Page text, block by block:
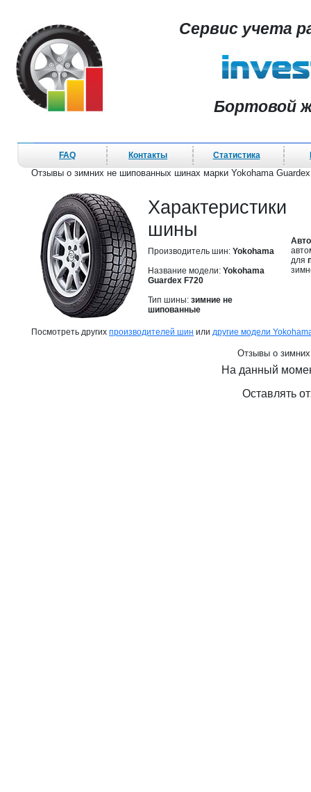
Сервис учета
Бортовой
FAQ Контакты Статистика
Отзывы о зимних не шипованных шинах марки Yokohama
Характеристики
шины
Производитель шин: Yokohama
Название модели: Yokohama
Guardex F720
Тип шины: зимние не
шипованные
для
Посмотреть других производителей шин или другие модели
Отзывы о
На данный
Оставлять